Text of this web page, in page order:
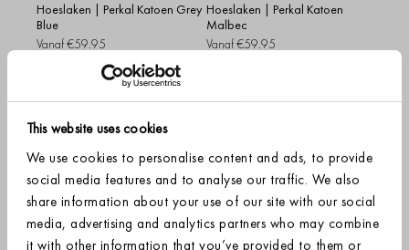
This website uses cookies
We use cookies to personalise content and ads, to provide
social media features and to analyse our traffic. We also
share information about your use of our site with our social
media, advertising and analytics partners who may combine
it with other information that you’ve provided to them or
Hoeslaken | Perkal Katoen Grey
Blue
Vanaf€59.95
+ 7
Hoeslaken | Perkal Katoen
Malbec
Vanaf€59.95